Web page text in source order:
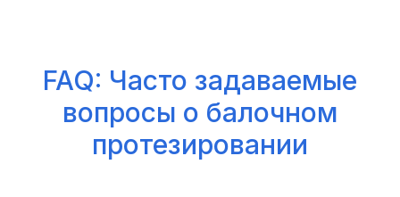
FAQ: Часто задаваемые
вопросы о балочном
протезировании